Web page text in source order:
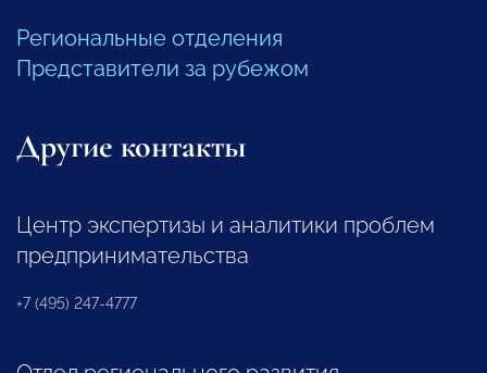
Региональные отделения
Представители за рубежом
Другие контакты
Центр экспертизы и аналитики проблем
предпринимательства
+7 (495) 247-4777